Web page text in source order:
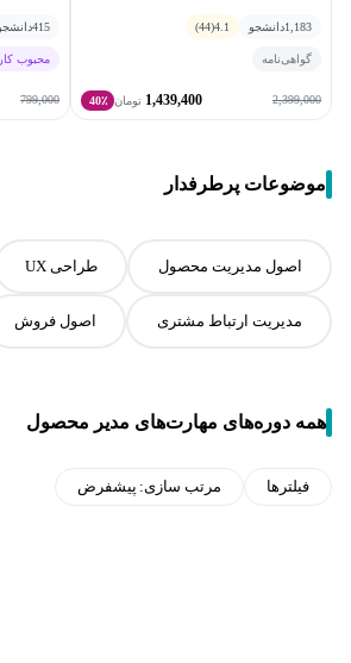
1,183دانشجو 4.1
(44)
گواهی‌نامه
2,399,000
1,439,400 تومان 40٪
415
محبوب
799,000
موضوعات پرطرفدار
اصول مدیریت محصول طراحی UX
مدیریت ارتباط مشتری اصول فروش
همه دوره‌های مهارت‌های مدیر محصول
فیلترها مرتب سازی: پیشفرض